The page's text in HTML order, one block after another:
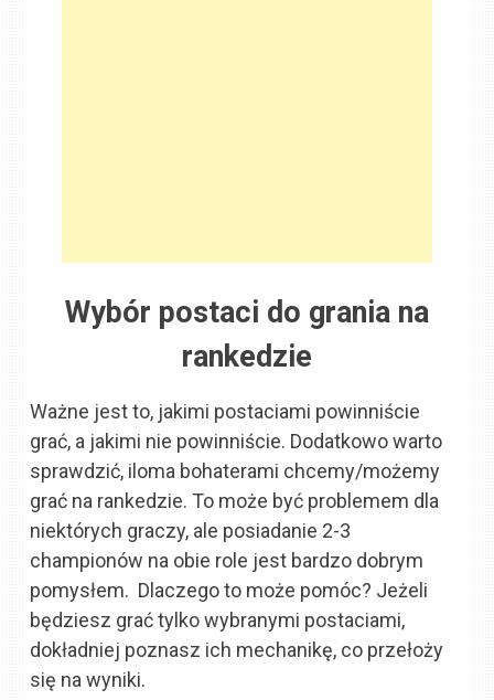
Wybór postaci do grania na
rankedzie
Ważne jest to, jakimi postaciami powinniście
grać, a jakimi nie powinniście. Dodatkowo warto
sprawdzić, iloma bohaterami chcemy/możemy
grać na rankedzie. To może być problemem dla
niektórych graczy, ale posiadanie 2-3
championów na obie role jest bardzo dobrym
pomysłem. Dlaczego to może pomóc? Jeżeli
będziesz grać tylko wybranymi postaciami,
dokładniej poznasz ich mechanikę, co przełoży
się na wyniki.